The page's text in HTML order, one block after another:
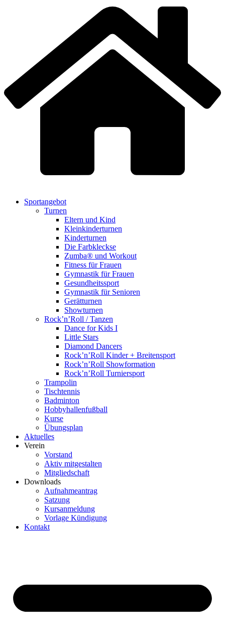
Sportangebot
Turnen
Eltern und Kind
Kleinkinderturnen
Kinderturnen
Die Farbkleckse
Zumba® und Workout
Fitness für Frauen
Gymnastik für Frauen
Gesundheitssport
Gymnastik für Senioren
Gerätturnen
Showturnen
Rock’n’Roll / Tanzen
Dance for Kids I
Little Stars
Diamond Dancers
Rock’n’Roll Kinder + Breitensport
Rock’n’Roll Showformation
Rock’n’Roll Turniersport
Trampolin
Tischtennis
Badminton
Hobbyhallenfußball
Kurse
Übungsplan
Aktuelles
Verein
Vorstand
Aktiv mitgestalten
Mitgliedschaft
Downloads
Aufnahmeantrag
Satzung
Kursanmeldung
Vorlage Kündigung
Kontakt